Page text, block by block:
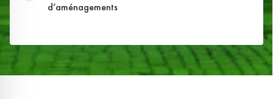
d’aménagements